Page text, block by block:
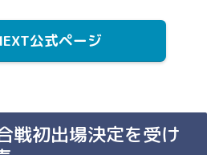
公式ページ
戦初出場決定を受け